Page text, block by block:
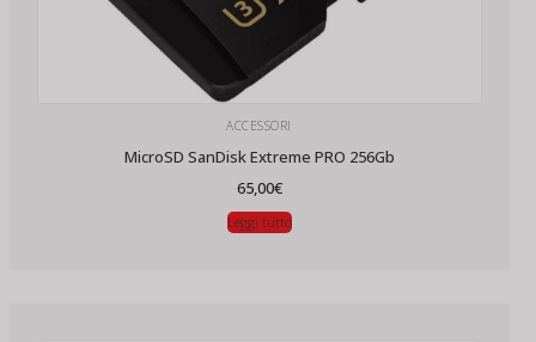
ACCESSORI
MicroSD SanDisk Extreme PRO 256Gb
65,00€
Leggi tutto